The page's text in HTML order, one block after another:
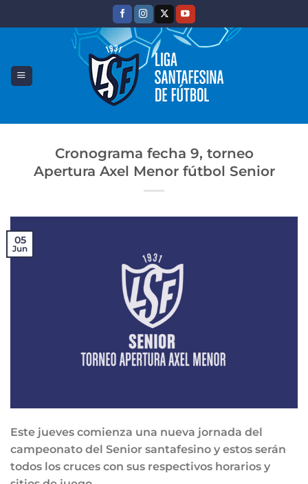
Cronograma fecha 9, torneo
Apertura Axel Menor fútbol Senior
05
Jun
Este jueves comienza una nueva jornada del
campeonato del Senior santafesino y estos serán
todos los cruces con sus respectivos horarios y